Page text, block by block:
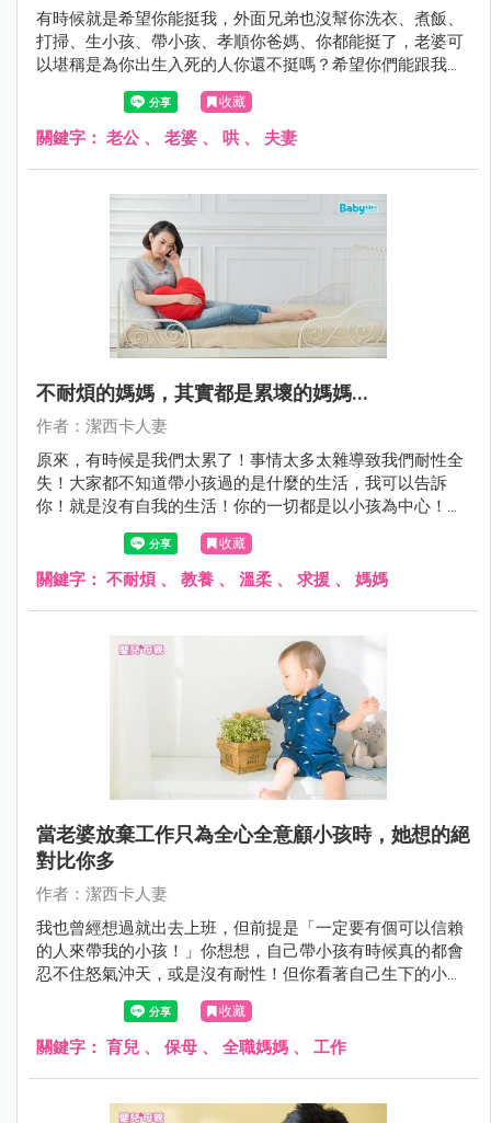
有時候就是希望你能挺我，外面兄弟也沒幫你洗衣、煮飯、
打掃、生小孩、帶小孩、孝順你爸媽、你都能挺了，老婆可
以堪稱是為你出生入死的人你還不挺嗎？希望你們能跟我們
站在同一陣線，就算是假裝的也好。
收藏
關鍵字： 老公 、 老婆 、 哄 、 夫妻
不耐煩的媽媽，其實都是累壞的媽媽...
作者：潔西卡人妻
原來，有時候是我們太累了！事情太多太雜導致我們耐性全
失！大家都不知道帶小孩過的是什麼的生活，我可以告訴
你！就是沒有自我的生活！你的一切都是以小孩為中心！小
到你連吃飯都不能自己選擇，因為總是會以小孩要吃的為
重！在這樣不能喘口氣的生活當中，EQ真的會下降。
收藏
關鍵字： 不耐煩 、 教養 、 溫柔 、 求援 、 媽媽
當老婆放棄工作只為全心全意顧小孩時，她想的絕
對比你多
作者：潔西卡人妻
我也曾經想過就出去上班，但前提是「一定要有個可以信賴
的人來帶我的小孩！」你想想，自己帶小孩有時候真的都會
忍不住怒氣沖天，或是沒有耐性！但你看著自己生下的小孩
總是包容的更大更多，就算再無奈那也不能怎樣啊！
收藏
關鍵字： 育兒 、 保母 、 全職媽媽 、 工作